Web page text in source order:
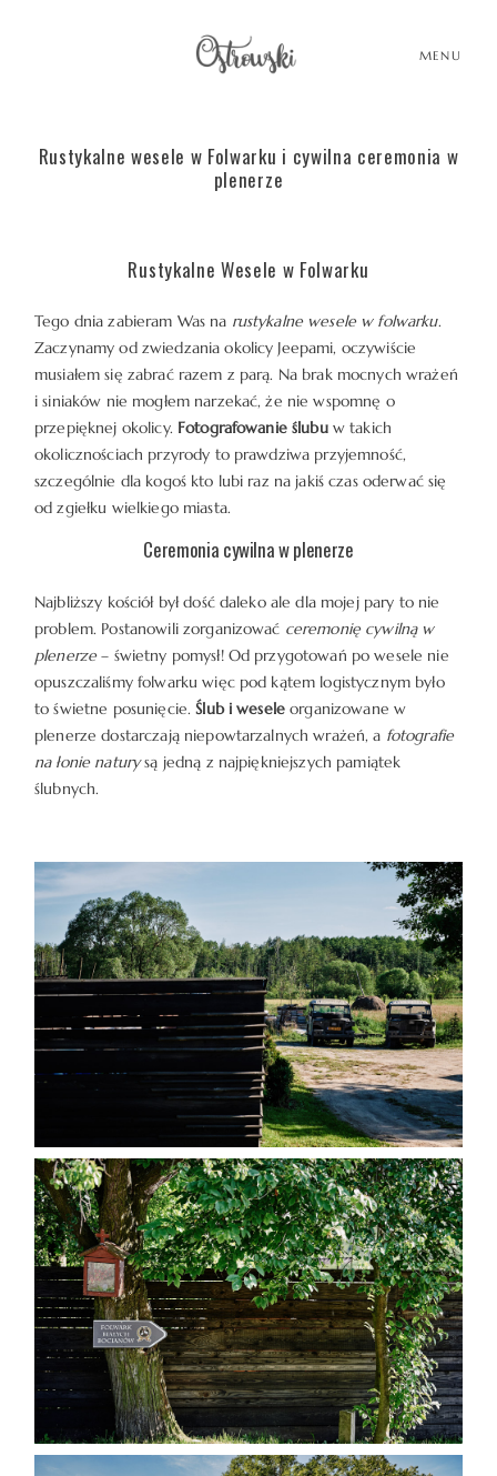
MENU
Rustykalne wesele w Folwarku i cywilna ceremonia w
plenerze
Rustykalne Wesele w Folwarku
Tego dnia zabieram Was na rustykalne wesele w folwarku.
Zaczynamy od zwiedzania okolicy Jeepami, oczywiście
musiałem się zabrać razem z parą. Na brak mocnych wrażeń
i siniaków nie mogłem narzekać, że nie wspomnę o
przepięknej okolicy. Fotografowanie ślubuw takich
okolicznościach przyrody to prawdziwa przyjemność,
szczególnie dla kogoś kto lubi raz na jakiś czas oderwać się
od zgiełku wielkiego miasta.
Ceremonia cywilna w plenerze
Najbliższy kościół był dość daleko ale dla mojej pary to nie
problem. Postanowili zorganizować ceremonię cywilną w
plenerze– świetny pomysł! Od przygotowań po wesele nie
opuszczaliśmy folwarku więc pod kątem logistycznym było
to świetne posunięcie.Ślub i wesele organizowane w
plenerze dostarczają niepowtarzalnych wrażeń, a fotografie
na łonie naturysą jedną z najpiękniejszych pamiątek
ślubnych.
HOME
PORTFOLIO
O MNIE
BLOG
WARSZTATY
KONTAKT